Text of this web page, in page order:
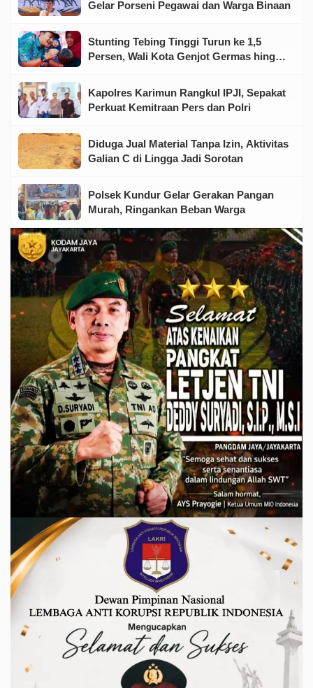
Gelar Porseni Pegawai dan Warga Binaan
Stunting Tebing Tinggi Turun ke 1,5
Persen, Wali Kota Genjot Germas hingga
Kapolres Karimun Rangkul IPJI, Sepakat
Perkuat Kemitraan Pers dan Polri
Diduga Jual Material Tanpa Izin, Aktivitas
Galian C di Lingga Jadi Sorotan
Polsek Kundur Gelar Gerakan Pangan
Murah, Ringankan Beban Warga